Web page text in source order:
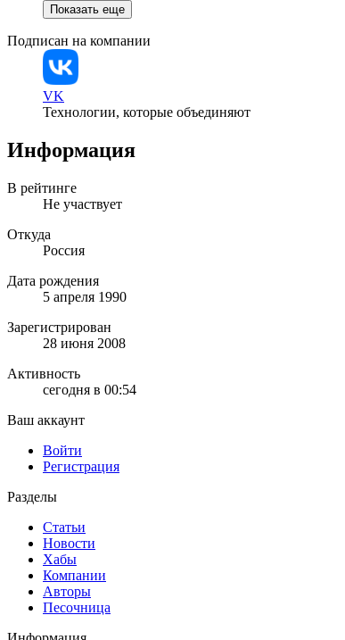
Показать еще
Подписан на компании
VK
Технологии, которые объединяют
Информация
В рейтинге
Не участвует
Откуда
Россия
Дата рождения
5 апреля 1990
Зарегистрирован
28 июня 2008
Активность
сегодня в 00:54
Ваш аккаунт
Войти
Регистрация
Разделы
Статьи
Новости
Хабы
Компании
Авторы
Песочница